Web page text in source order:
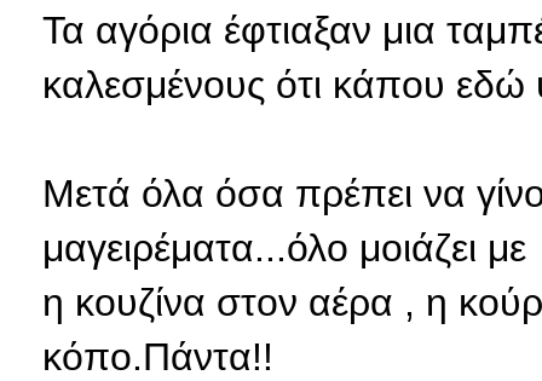
Τα αγόρια έφτιαξαν μια
καλεσμένους ότι κάπου
Μετά όλα όσα πρέπει να
μαγειρέματα...όλο μοιάζει
η κουζίνα στον αέρα , η
κόπο.Πάντα!!